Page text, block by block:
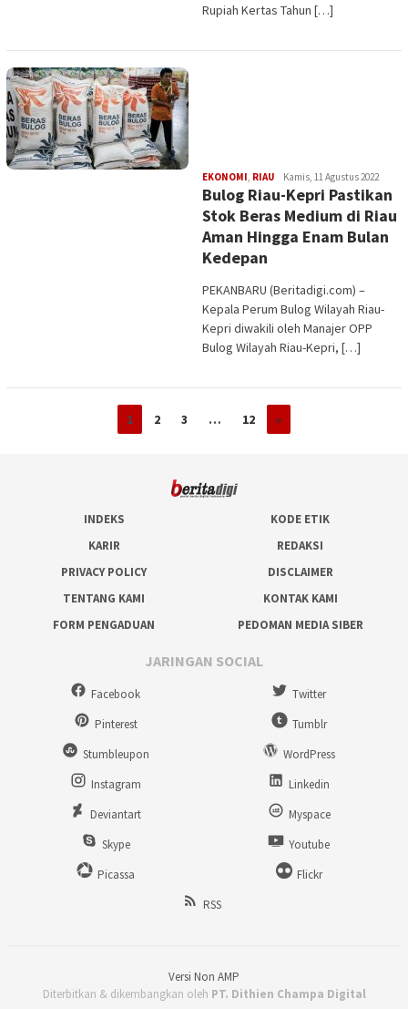
Rupiah Kertas Tahun […]
EKONOMI, RIAUEdi
Gustien
Kamis, 11 Agustus 2022
Bulog Riau-Kepri Pastikan
Stok Beras Medium di Riau
Aman Hingga Enam Bulan
Kedepan
PEKANBARU (Beritadigi.com) –
Kepala Perum Bulog Wilayah Riau-
Kepri diwakili oleh Manajer OPP
Bulog Wilayah Riau-Kepri, […]
1 2 3 … 12 »
INDEKS
KODE ETIK
KARIR
REDAKSI
PRIVACY POLICY
DISCLAIMER
TENTANG KAMI
KONTAK KAMI
FORM PENGADUAN
PEDOMAN MEDIA SIBER
JARINGAN SOCIAL
Facebook
Twitter
Pinterest
Tumblr
Stumbleupon
WordPress
Instagram
Linkedin
Deviantart
Myspace
Skype
Youtube
Picassa
Flickr
RSS
Versi Non AMP
Diterbitkan & dikembangkan oleh PT. Dithien Champa Digital